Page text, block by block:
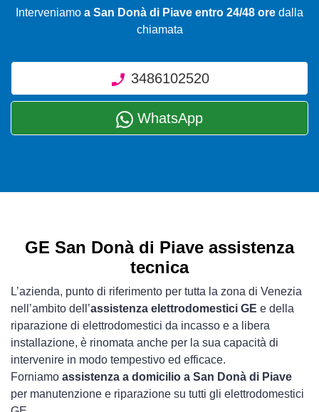
Interveniamo a San Donà di Piave entro 24/48 ore dalla
chiamata
3486102520
WhatsApp
GE San Donà di Piave assistenza
tecnica
L’azienda, punto di riferimento per tutta la zona di Venezia
nell’ambito dell’assistenza elettrodomestici GE e della
riparazione di elettrodomestici da incasso e a libera
installazione, è rinomata anche per la sua capacità di
intervenire in modo tempestivo ed efficace.
Forniamo assistenza a domicilio a San Donà di Piave
per manutenzione e riparazione su tutti gli elettrodomestici